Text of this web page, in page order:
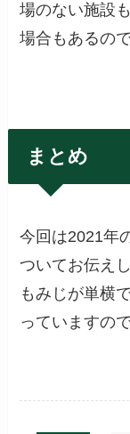
場のない施設
場合もあるの
まとめ
今回は2021年
ついてお伝え
もみじが単横
っていますの